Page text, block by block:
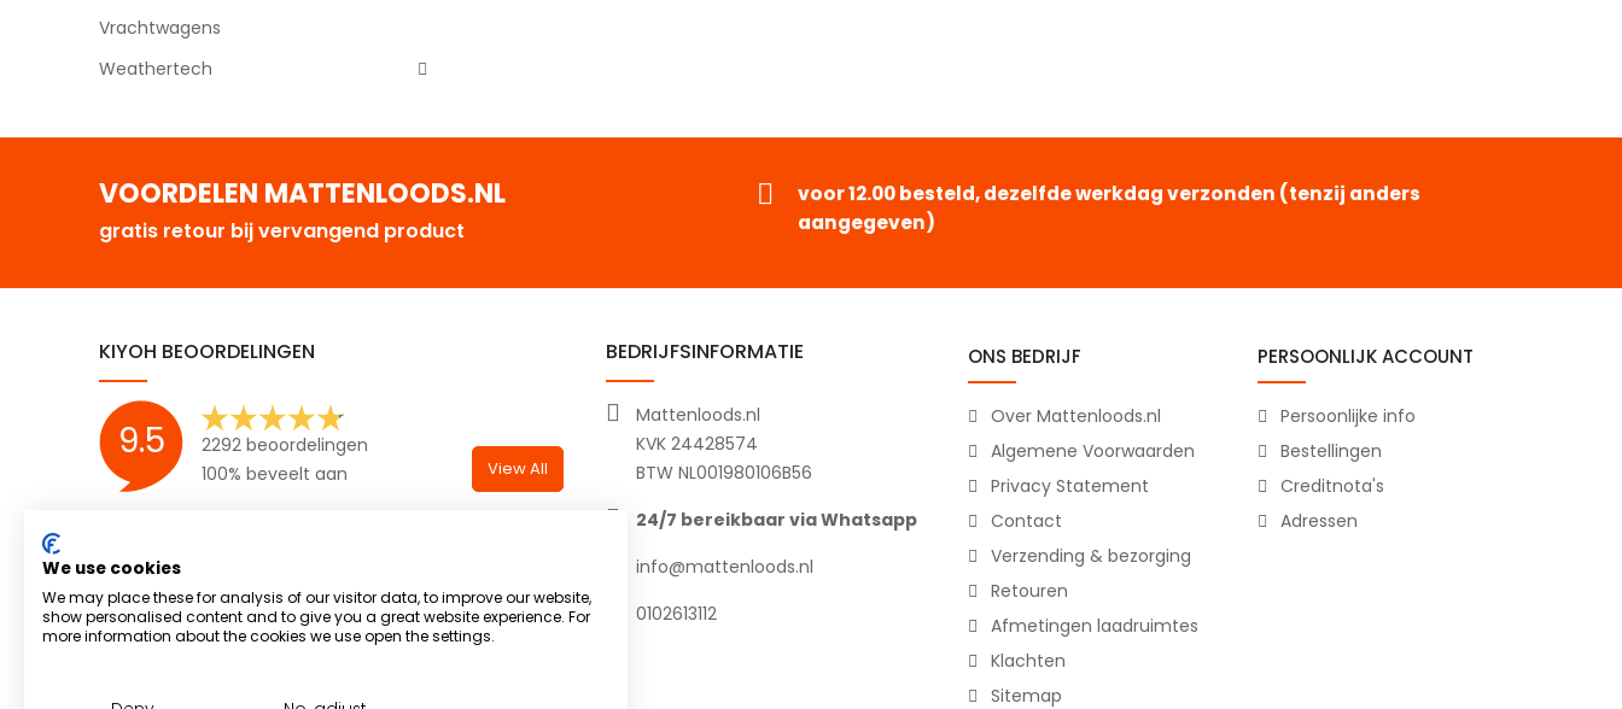
Vrachtwagens
Weathertech
VOORDELEN MATTENLOODS.NL
gratis retour bij vervangend product
voor 12.00 besteld, dezelfde werkdag verzonden (tenzij anders
aangegeven)
KIYOH BEOORDELINGEN
9.5
2292 beoordelingen
100% beveelt aan
View All
BEDRIJFSINFORMATIE
Mattenloods.nl
KVK 24428574
BTW NL001980106B56
24/7 bereikbaar via Whatsapp
info@mattenloods.nl
0102613112
ONS BEDRIJF
Over Mattenloods.nl
Algemene Voorwaarden
Privacy Statement
Contact
Verzending & bezorging
Retouren
Afmetingen laadruimtes
Klachten
Sitemap
PERSOONLIJK ACCOUNT
Persoonlijke info
Bestellingen
Creditnota's
Adressen
We use cookies
We may place these for analysis of our visitor data, to improve our website,
show personalised content and to give you a great website experience. For
more information about the cookies we use open the settings.